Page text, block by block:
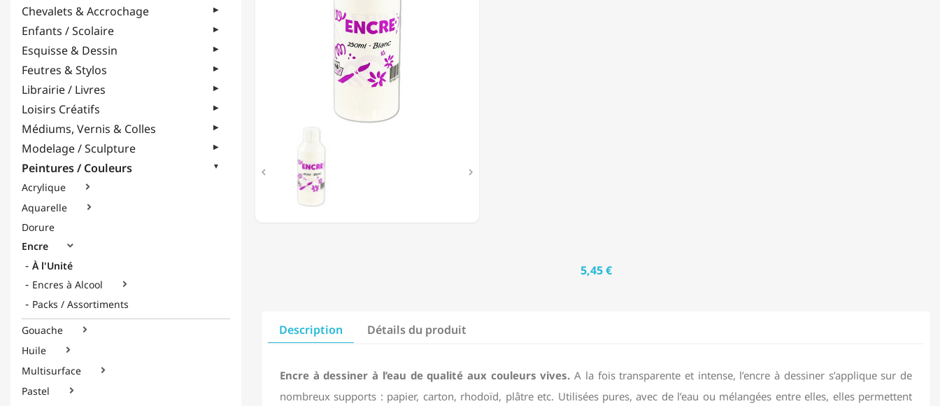
Chevalets & Accrochage
Enfants / Scolaire
Esquisse & Dessin
Feutres & Stylos
Librairie / Livres
Loisirs Créatifs
Médiums, Vernis & Colles
Modelage / Sculpture
Peintures / Couleurs
Acrylique 
Aquarelle 
Dorure
Encre

À l'Unité
Encres à Alcool

Packs / Assortiments
Gouache

Huile 
Multisurface 
Pastel 
 
5,45 €
Description Détails du produit
Encre à dessiner à l’eau de qualité aux couleurs vives. A la fois transparente et intense, l’encre à dessiner s’applique sur de
nombreux supports : papier, carton, rhodoïd, plâtre etc. Utilisées pures, avec de l’eau ou mélangées entre elles, elles permettent